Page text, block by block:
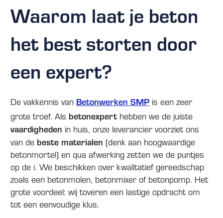
Waarom laat je beton
het best storten door
een expert?
De vakkennis van Betonwerken SMP is een zeer
grote troef. Als betonexpert hebben we de juiste
vaardigheden in huis, onze leverancier voorziet ons
van de beste materialen (denk aan hoogwaardige
betonmortel) en qua afwerking zetten we de puntjes
op de i. We beschikken over kwalitatief gereedschap
zoals een betonmolen, betonmixer of betonpomp. Het
grote voordeel: wij toveren een lastige opdracht om
tot een eenvoudige klus.